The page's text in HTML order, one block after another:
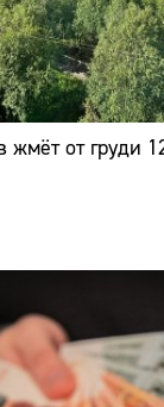
от груди